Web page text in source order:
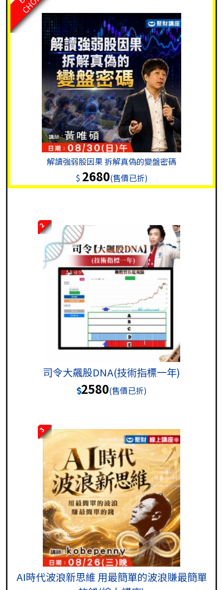
解讀強弱股因果 拆解真偽的變盤密碼
$ 2680(售價已折)
2
司令大飆股DNA(技術指標一年)
2580(售價已折)
3
AI時代波浪新思維 用最簡單的波浪賺最簡單